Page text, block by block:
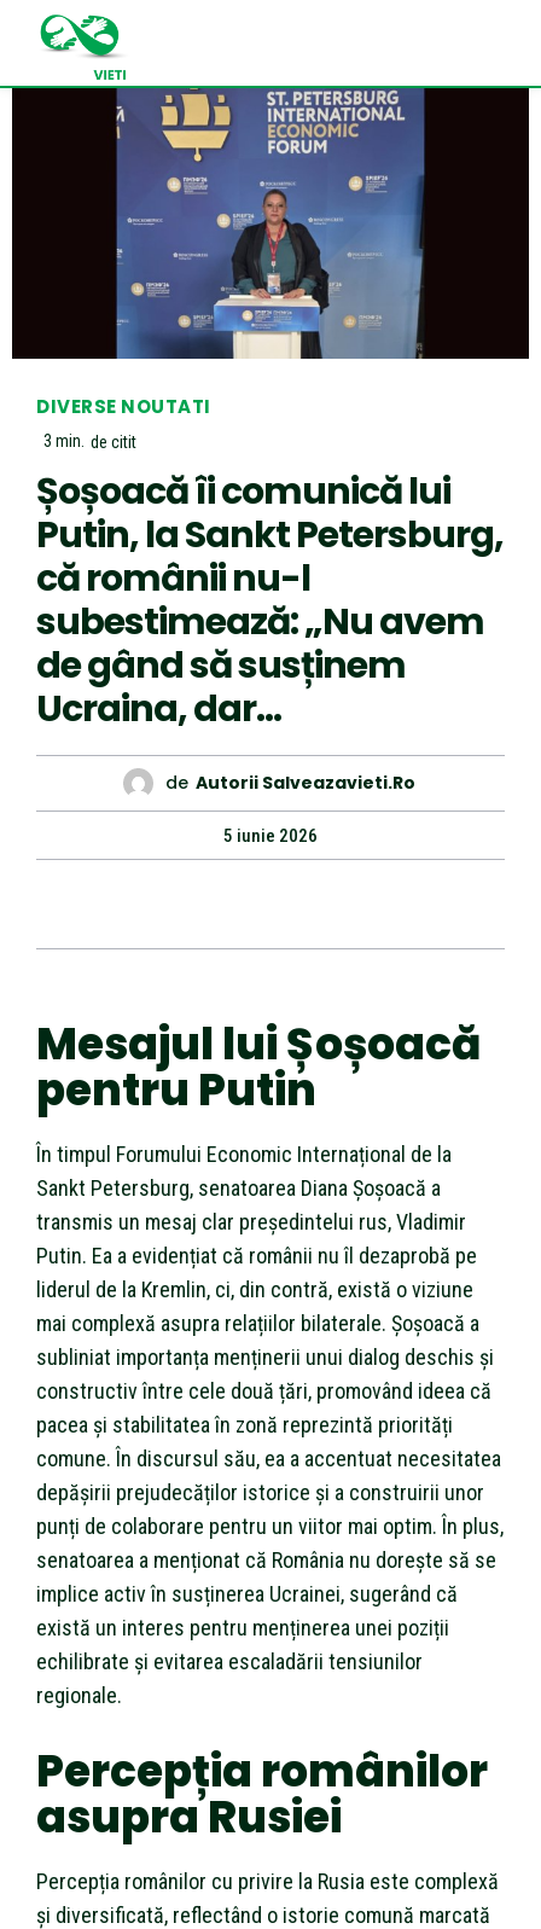
DIVERSE NOUTATI
3 min. de citit
Șoșoacă îi comunică lui
Putin, la Sankt Petersburg,
că românii nu-l
subestimează: „Nu avem
de gând să susținem
Ucraina, dar…
de Autorii Salveazavieti.ro
5 iunie 2026
Mesajul lui Șoșoacă
pentru Putin
În timpul Forumului Economic Internațional de la
Sankt Petersburg, senatoarea Diana Șoșoacă a
transmis un mesaj clar președintelui rus, Vladimir
Putin. Ea a evidențiat că românii nu îl dezaprobă pe
liderul de la Kremlin, ci, din contră, există o viziune
mai complexă asupra relațiilor bilaterale. Șoșoacă a
subliniat importanța menținerii unui dialog deschis și
constructiv între cele două țări, promovând ideea că
pacea și stabilitatea în zonă reprezintă priorități
comune. În discursul său, ea a accentuat necesitatea
depășirii prejudecăților istorice și a construirii unor
punți de colaborare pentru un viitor mai optim. În plus,
senatoarea a menționat că România nu dorește să se
implice activ în susținerea Ucrainei, sugerând că
există un interes pentru menținerea unei poziții
echilibrate și evitarea escaladării tensiunilor
regionale.
Percepția românilor
asupra Rusiei
Percepția românilor cu privire la Rusia este complexă
și diversificată, reflectând o istorie comună marcată